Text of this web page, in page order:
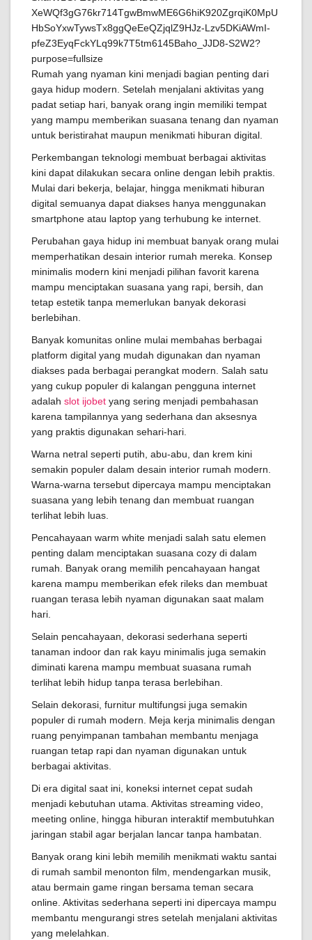
Rumah yang nyaman kini menjadi bagian penting dari
gaya hidup modern. Setelah menjalani aktivitas yang
padat setiap hari, banyak orang ingin memiliki tempat
yang mampu memberikan suasana tenang dan nyaman
untuk beristirahat maupun menikmati hiburan digital.
Perkembangan teknologi membuat berbagai aktivitas
kini dapat dilakukan secara online dengan lebih praktis.
Mulai dari bekerja, belajar, hingga menikmati hiburan
digital semuanya dapat diakses hanya menggunakan
smartphone atau laptop yang terhubung ke internet.
Perubahan gaya hidup ini membuat banyak orang mulai
memperhatikan desain interior rumah mereka. Konsep
minimalis modern kini menjadi pilihan favorit karena
mampu menciptakan suasana yang rapi, bersih, dan
tetap estetik tanpa memerlukan banyak dekorasi
berlebihan.
Banyak komunitas online mulai membahas berbagai
platform digital yang mudah digunakan dan nyaman
diakses pada berbagai perangkat modern. Salah satu
yang cukup populer di kalangan pengguna internet
adalah slot ijobet yang sering menjadi pembahasan
karena tampilannya yang sederhana dan aksesnya
yang praktis digunakan sehari-hari.
Warna netral seperti putih, abu-abu, dan krem kini
semakin populer dalam desain interior rumah modern.
Warna-warna tersebut dipercaya mampu menciptakan
suasana yang lebih tenang dan membuat ruangan
terlihat lebih luas.
Pencahayaan warm white menjadi salah satu elemen
penting dalam menciptakan suasana cozy di dalam
rumah. Banyak orang memilih pencahayaan hangat
karena mampu memberikan efek rileks dan membuat
ruangan terasa lebih nyaman digunakan saat malam
hari.
Selain pencahayaan, dekorasi sederhana seperti
tanaman indoor dan rak kayu minimalis juga semakin
diminati karena mampu membuat suasana rumah
terlihat lebih hidup tanpa terasa berlebihan.
Selain dekorasi, furnitur multifungsi juga semakin
populer di rumah modern. Meja kerja minimalis dengan
ruang penyimpanan tambahan membantu menjaga
ruangan tetap rapi dan nyaman digunakan untuk
berbagai aktivitas.
Di era digital saat ini, koneksi internet cepat sudah
menjadi kebutuhan utama. Aktivitas streaming video,
meeting online, hingga hiburan interaktif membutuhkan
jaringan stabil agar berjalan lancar tanpa hambatan.
Banyak orang kini lebih memilih menikmati waktu santai
di rumah sambil menonton film, mendengarkan musik,
atau bermain game ringan bersama teman secara
online. Aktivitas sederhana seperti ini dipercaya mampu
membantu mengurangi stres setelah menjalani aktivitas
yang melelahkan.